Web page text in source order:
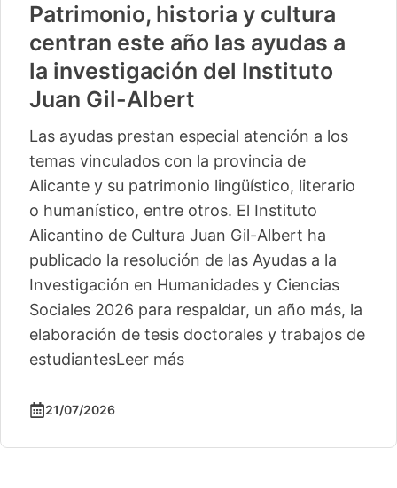
Patrimonio, historia y cultura
centran este año las ayudas a
la investigación del Instituto
Juan Gil-Albert
Las ayudas prestan especial atención a los
temas vinculados con la provincia de
Alicante y su patrimonio lingüístico, literario
o humanístico, entre otros. El Instituto
Alicantino de Cultura Juan Gil-Albert ha
publicado la resolución de las Ayudas a la
Investigación en Humanidades y Ciencias
Sociales 2026 para respaldar, un año más, la
elaboración de tesis doctorales y trabajos de
estudiantesLeer más
21/07/2026